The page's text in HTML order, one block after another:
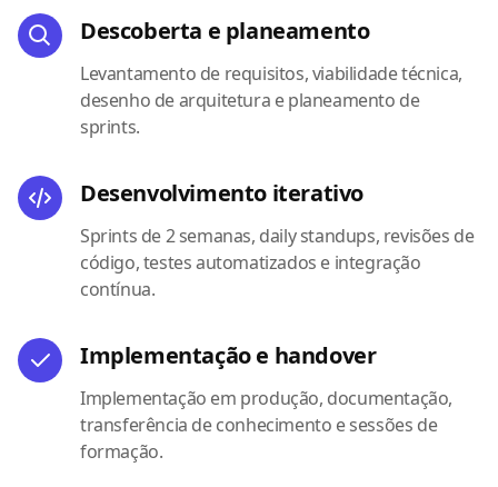
Descoberta e planeamento
Levantamento de requisitos, viabilidade técnica,
desenho de arquitetura e planeamento de
sprints.
Desenvolvimento iterativo
Sprints de 2 semanas, daily standups, revisões de
código, testes automatizados e integração
contínua.
Implementação e handover
Implementação em produção, documentação,
transferência de conhecimento e sessões de
formação.